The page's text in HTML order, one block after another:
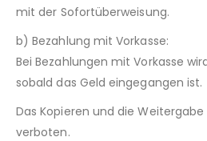
mit der Sofortüberweisung.
b) Bezahlung mit Vorkasse:
Bei Bezahlungen mit Vorkasse
sobald das Geld eingegangen ist.
Das Kopieren und die
verboten.